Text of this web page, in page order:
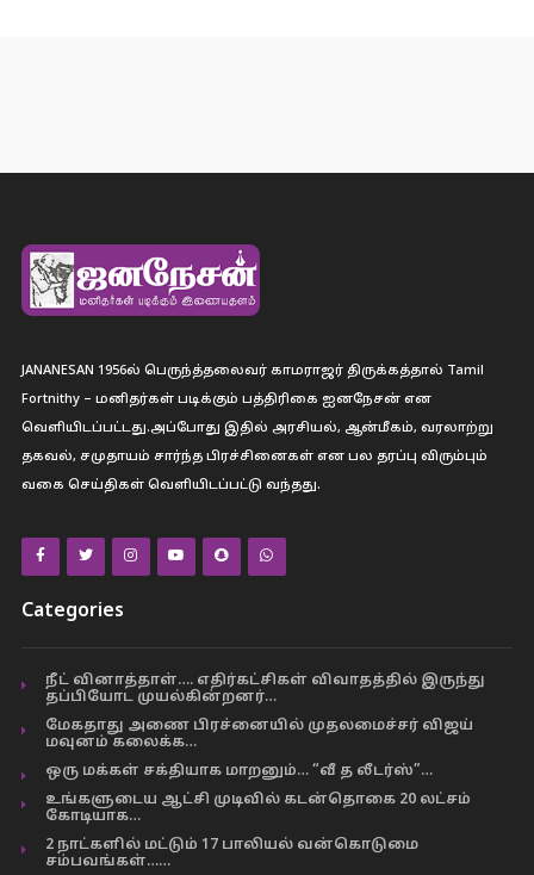
JANANESAN 1956ல் பெருந்த்தலைவர் காமராஜர் திருக்கத்தால் Tamil
Fortnithy – மனிதர்கள் படிக்கும் பத்திரிகை ஐனநேசன் என
வெளியிடப்பட்டது.அப்போது இதில் அரசியல், ஆன்மீகம், வரலாற்று
தகவல், சமுதாயம் சார்ந்த பிரச்சினைகள் என பல தரப்பு விரும்பும்
வகை செய்திகள் வெளியிடப்பட்டு வந்தது.
Categories
நீட் வினாத்தாள்…. எதிர்கட்சிகள் விவாதத்தில் இருந்து
தப்பியோட முயல்கின்றனர்…
மேகதாது அணை பிரச்னையில் முதலமைச்சர் விஜய்
மவுனம் கலைக்க…
ஒரு மக்கள் சக்தியாக மாறனும்… “வீ த லீடர்ஸ்”…
உங்களுடைய ஆட்சி முடிவில் கடன்தொகை 20 லட்சம்
கோடியாக…
2 நாட்களில் மட்டும் 17 பாலியல் வன்கொடுமை
சம்பவங்கள்……